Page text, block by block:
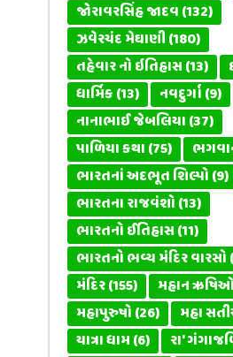
જોરાવરસિંહ જાદવ(132)
ઝવેરચંદ મેઘાણી(180)
તહેવાર નો ઇતિહાસ(13)
ધાર્મિક(13) નવદુર્ગા(9)
નાનાભાઈ જેબલિયા(37)
પાળિયા કથા(75)
ભારતનાં અદભૂત શિલ્પો(9)
ભારતના રાજવંશો(13)
ભારતનો ઈતિહાસ(11)
ભારતનો ભવ્ય મંદિર વારસો
મંદિર(155) મહાન ઋષિઓ
મહાપુરુષો(26) મહા
યાત્રા ધામ(6) રા'